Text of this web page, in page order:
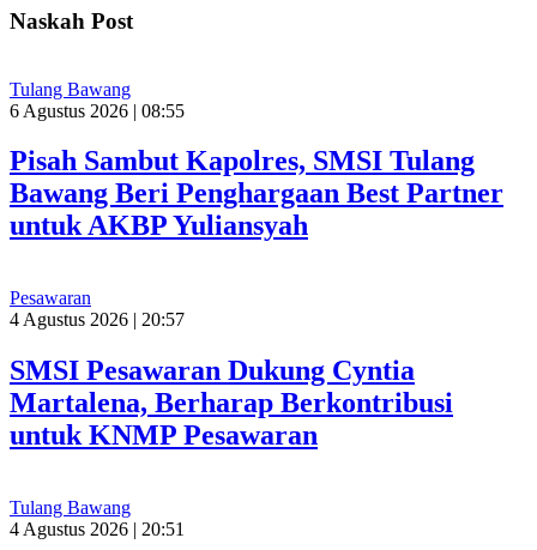
Naskah Post
Tulang Bawang
6 Agustus 2026 | 08:55
Pisah Sambut Kapolres, SMSI Tulang
Bawang Beri Penghargaan Best Partner
untuk AKBP Yuliansyah
Pesawaran
4 Agustus 2026 | 20:57
SMSI Pesawaran Dukung Cyntia
Martalena, Berharap Berkontribusi
untuk KNMP Pesawaran
Tulang Bawang
4 Agustus 2026 | 20:51